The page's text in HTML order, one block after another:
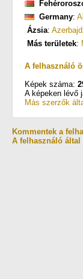
Germany:
Ázsia:
Más területek:
A felhasználó
Képek száma:
A képeken lévő
Más szerzők
Kommentek a
A felhasználó